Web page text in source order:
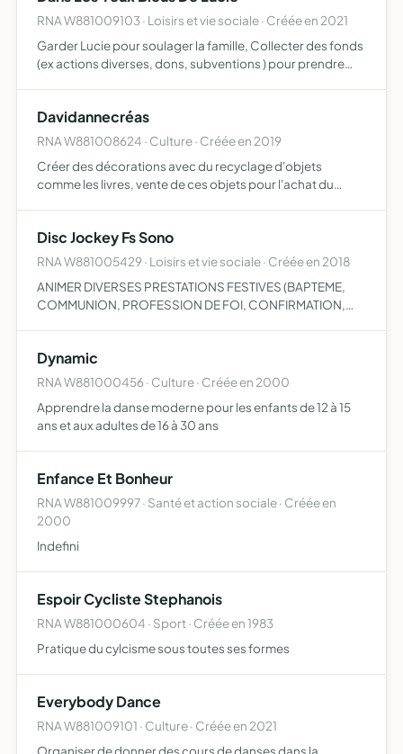
RNA W881009103 · Loisirs et vie sociale · Créée en 2021
Garder Lucie pour soulager la famille, Collecter des fonds
(ex actions diverses, dons, subventions ) pour prendre
Davidannecréas
RNA W881008624 · Culture · Créée en 2019
Créer des décorations avec du recyclage d'objets
comme les livres, vente de ces objets pour l'achat du
échange…
Disc Jockey Fs Sono
RNA W881005429 · Loisirs et vie sociale · Créée en 2018
ANIMER DIVERSES PRESTATIONS FESTIVES (BAPTEME,
COMMUNION, PROFESSION DE FOI, CONFIRMATION,
Dynamic
RNA W881000456 · Culture · Créée en 2000
Apprendre la danse moderne pour les enfants de 12 à 15
ans et aux adultes de 16 à 30 ans
Enfance Et Bonheur
RNA W881009997 · Santé et action sociale · Créée en
2000
Indefini
Espoir Cycliste Stephanois
RNA W881000604 · Sport · Créée en 1983
Pratique du cylcisme sous toutes ses formes
Everybody Dance
RNA W881009101 · Culture · Créée en 2021
Organiser de donner des cours de danses dans la